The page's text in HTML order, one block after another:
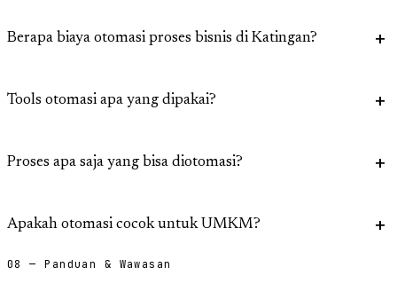
Berapa biaya otomasi proses bisnis di Katingan?
Tools otomasi apa yang dipakai?
Proses apa saja yang bisa diotomasi?
Apakah otomasi cocok untuk UMKM?
08 — Panduan & Wawasan